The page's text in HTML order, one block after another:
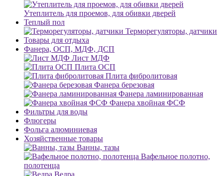
Утеплитель для проемов, для обивки дверей
Теплый пол
Терморегуляторы, датчики
Товары для отдыха
Фанера, ОСП, МДФ, ДСП
Лист МДФ
Плита ОСП
Плита фибролитовая
Фанера березовая
Фанера ламинированная
Фанера хвойная ФСФ
Фильтры для воды
Флюгеры
Фольга алюминиевая
Хозяйственные товары
Ванны, тазы
Вафельное полотно,
полотенца
Ведра